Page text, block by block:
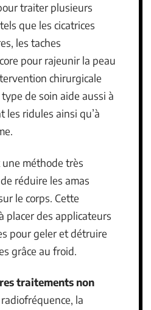
traiter plusieurs
que les cicatrices
les taches
pour rajeunir la peau
chirurgicale
de soin aide aussi à
les ridules ainsi qu’à
une méthode très
réduire les amas
le corps. Cette
placer des applicateurs
pour geler et détruire
grâce au froid.
traitements non
la